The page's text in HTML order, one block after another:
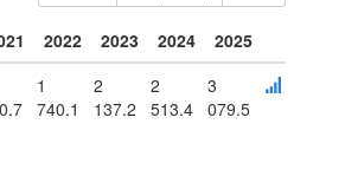
2022 2023 2024
2025
1
740.1
2
137.2
2
513.4
3
079.5